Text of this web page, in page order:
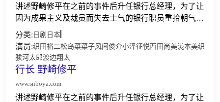
讲述野崎修平在之前的事件后升任银行总经理，为了让
因为成果主义及裁员而失去士气的银行职员重拾朝气，
成为对社会有贡献的银行，他和上作已登场，为人不择
手段，已升为常务的立川祥子，及融资部的石原俊之合
作进行改...
分类: 日剧 日本
演员:织田裕二松岛菜菜子风间俊介小泽征悦西田尚美泷本美织
骏河太郎渡边翔太
行长 野崎修平
www.snboya.com
讲述野崎修平在之前的事件后升任银行总经理，为了让